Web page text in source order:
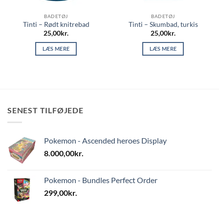
BADETØJ
Tinti – Rødt knitrebad
25,00kr.
LÆS MERE
BADETØJ
Tinti – Skumbad, turkis
25,00kr.
LÆS MERE
SENEST TILFØJEDE
Pokemon - Ascended heroes Display
8.000,00kr.
Pokemon - Bundles Perfect Order
299,00kr.